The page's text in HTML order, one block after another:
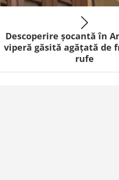
Descoperire șocantă în
viperă găsită agățată de
rufe